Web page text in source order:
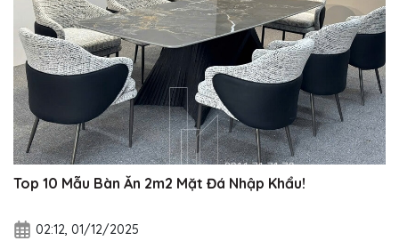
Top 10 Mẫu Bàn Ăn 2m2 Mặt Đá Nhập Khẩu!
02:12, 01/12/2025